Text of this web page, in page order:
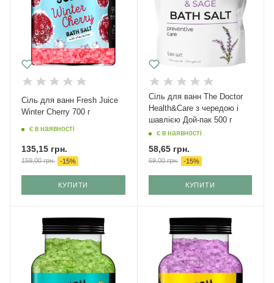
Сіль для ванн Fresh Juice
Winter Cherry 700 г
є в наявності
135,15 грн.
159,00грн. -15%
КУПИТИ
Cіль для ванн The Doctor
Health&Care з чередою і
шавлією Дой-пак 500 г
є в наявності
58,65грн.
69,00грн. -15%
КУПИТИ